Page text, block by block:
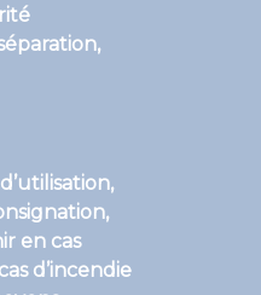
en cas
d’incendie